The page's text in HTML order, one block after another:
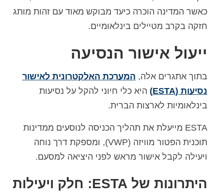
כאשר המדינה הוכרה כיעד מבוקש מאוד עם זהות מותג
חזקה בקרב מטיילים בינלאומיים.
ייעול אישור הנסיעה
בתוך אתגרים אלה, המערכת האלקטרונית לאישור
נסיעות (ESTA)
היא כלי חיוני להקל על נסיעות
בינלאומיות לארצות הברית.
ESTA מייעלת את תהליך הכניסה לנוסעים ממדינות
תוכנית הפטור מוויזה (VWP), ומספקת דרך נוחה
ויעילה לקבל אישור מראש לפני היציאה למסעם.
היתרונות של ESTA: חלק ויעילות